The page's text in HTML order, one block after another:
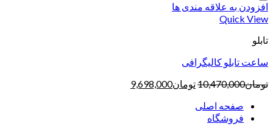
افزودن به علاقه مندی ها
Quick View
تابلو
ساعت تابلو کالیگرافی
تومان10,470,000تومان9,698,000
صفحه اصلی
فروشگاه